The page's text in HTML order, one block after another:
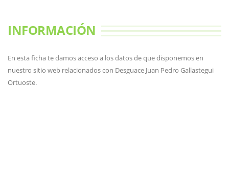
INFORMACIÓN
En esta ficha te damos acceso a los datos de que disponemos en
nuestro sitio web relacionados con Desguace Juan Pedro Gallastegui
Ortuoste.